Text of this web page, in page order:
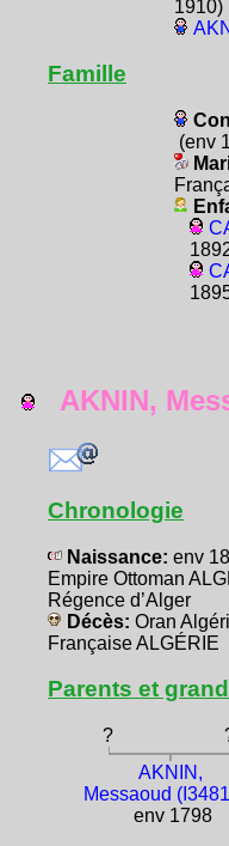
1910)
Famille
(env
AKNIN,
Chronologie
Naissance: env
Empire Ottoman
Régence d’Alger
Décès: Oran
Française ALGÉRIE
Parents et
?
AKNIN,
Messaoud
env 1798